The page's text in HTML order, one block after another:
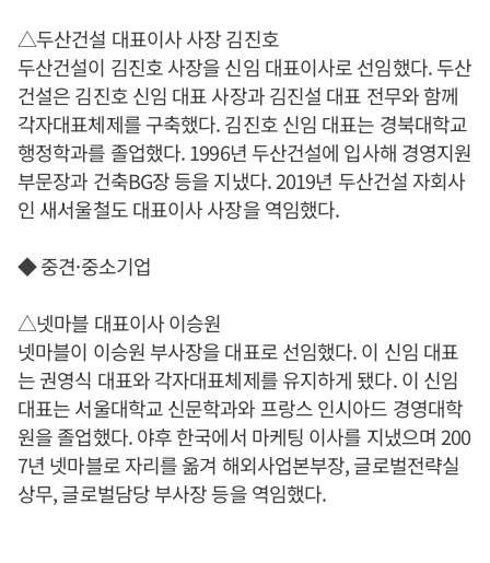
△두산건설 대표이사 사장 김진호
두산건설이 김진호 사장을 신임 대표이사로 선임했다. 두산
건설은 김진호 신임 대표 사장과 김진설 대표 전무와 함께
각자대표체제를 구축했다. 김진호 신임 대표는 경북대학교
행정학과를 졸업했다. 1996년 두산건설에 입사해 경영지원
부문장과 건축BG장 등을 지냈다. 2019년 두산건설 자회사
인 새서울철도 대표이사 사장을 역임했다.
◆ 중견·중소기업
△넷마블 대표이사 이승원
넷마블이 이승원 부사장을 대표로 선임했다. 이 신임 대표
는 권영식 대표와 각자대표체제를 유지하게 됐다. 이 신임
대표는 서울대학교 신문학과와 프랑스 인시아드 경영대학
원을 졸업했다. 야후 한국에서 마케팅 이사를 지냈으며 200
7년 넷마블로 자리를 옮겨 해외사업본부장, 글로벌전략실
상무, 글로벌담당 부사장 등을 역임했다.